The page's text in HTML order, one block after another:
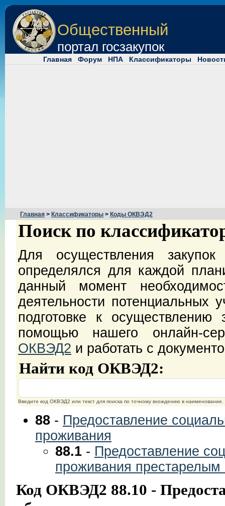
Общественный
портал госзакупок
Главная Форум НПА Классификаторы
Главная > Классификаторы > Коды ОКВЭД2
Поиск по
Для осуществления
определялся для каждой
данный момент
деятельности потенциальных
подготовке к
помощью нашего онлайн-
ОКВЭД2 и работать с
Найти код ОКВЭД2:
Введите код ОКВЭД2 или текст для поиска по точному вхождению в наименование.
88 - Предоставление
проживания
88.1 - Предоставление
проживания
Код ОКВЭД2 88.10 -